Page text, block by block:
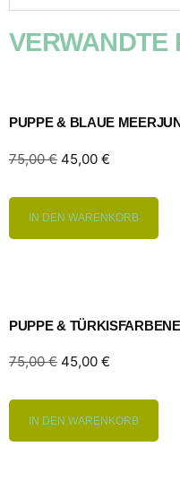
VERWANDTE
PUPPE & BLAUE
75,00€ 45,00 €
IN DEN WARENKORB
PUPPE &
75,00€ 45,00 €
IN DEN WARENKORB